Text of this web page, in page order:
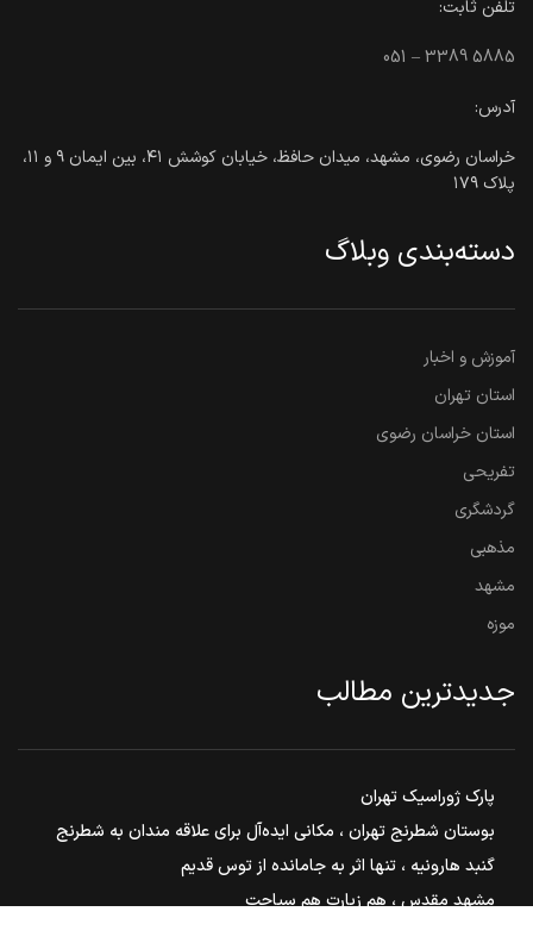
تلفن ثابت:
051 – 3389 5885
آدرس:
خراسان رضوی، مشهد، میدان حافظ، خیابان کوشش ۴۱، بین ایمان ۹ و ۱۱،
پلاک ۱۷۹
دسته‌بندی وبلاگ
آموزش و اخبار
استان تهران
استان خراسان رضوی
تفریحی
گردشگری
مذهبی
مشهد
موزه
جدیدترین مطالب
پارک ژوراسیک تهران
بوستان شطرنج تهران ، مکانی ایده‌آل برای علاقه مندان به شطرنج
گنبد هارونیه ، تنها اثر به جامانده از توس قدیم
مشهد مقدس ، هم زیارت هم سیاحت